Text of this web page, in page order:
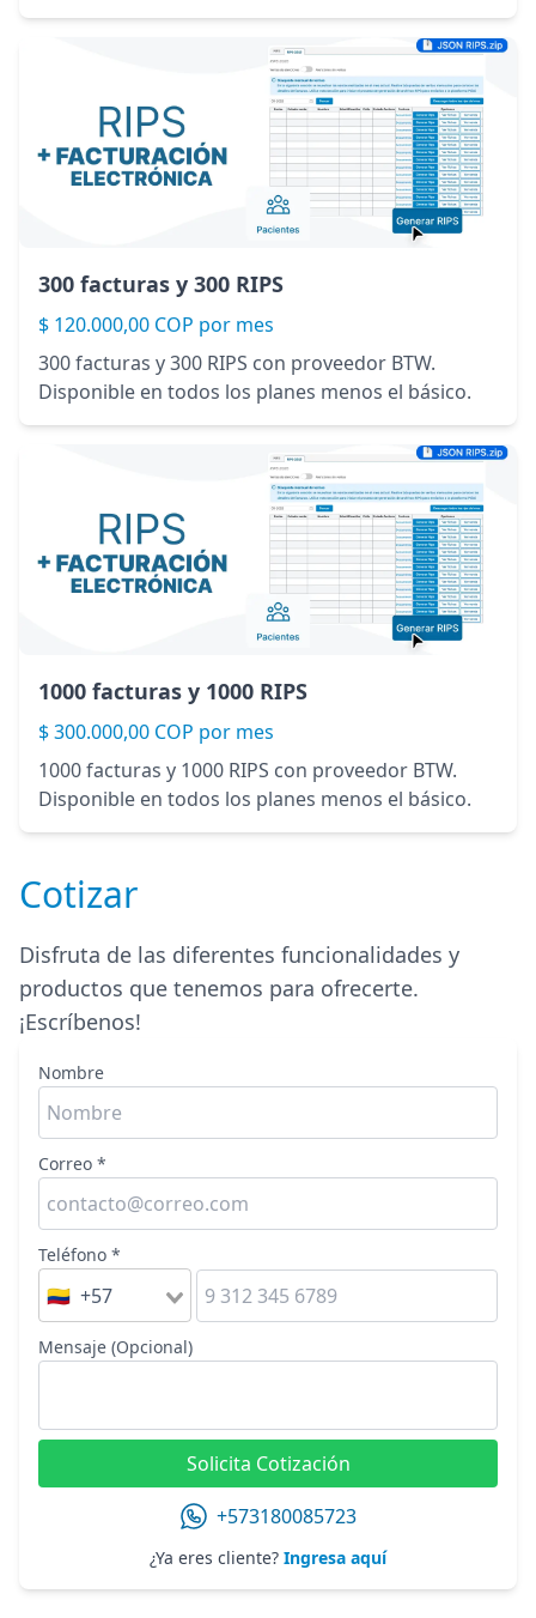
300 facturas y 300 RIPS
$ 120.000,00 COP por mes
300 facturas y 300 RIPS con proveedor BTW.
Disponible en todos los planes menos el básico.
1000 facturas y 1000 RIPS
$ 300.000,00 COP por mes
1000 facturas y 1000 RIPS con proveedor BTW.
Disponible en todos los planes menos el básico.
Cotizar
Disfruta de las diferentes funcionalidades y
productos que tenemos para ofrecerte.
¡Escríbenos!
Nombre
Correo *
Teléfono *
🇨🇴 +57
Mensaje (Opcional)
Solicita Cotización
+573180085723
¿Ya eres cliente? Ingresa aquí